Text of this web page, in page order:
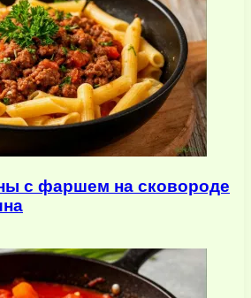
с фаршем на сковороде